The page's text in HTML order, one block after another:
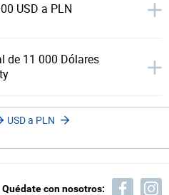
USD a PLN
de 11 000 Dólares
USD a PLN
Quédate con nosotros: